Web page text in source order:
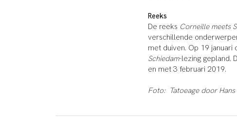
Reeks
De reeks Corneille meets
verschillende
met duiven. Op 19
Schiedam-lezing gepland.
en met 3 februari 2019.
Foto: Tatoeage door Hans